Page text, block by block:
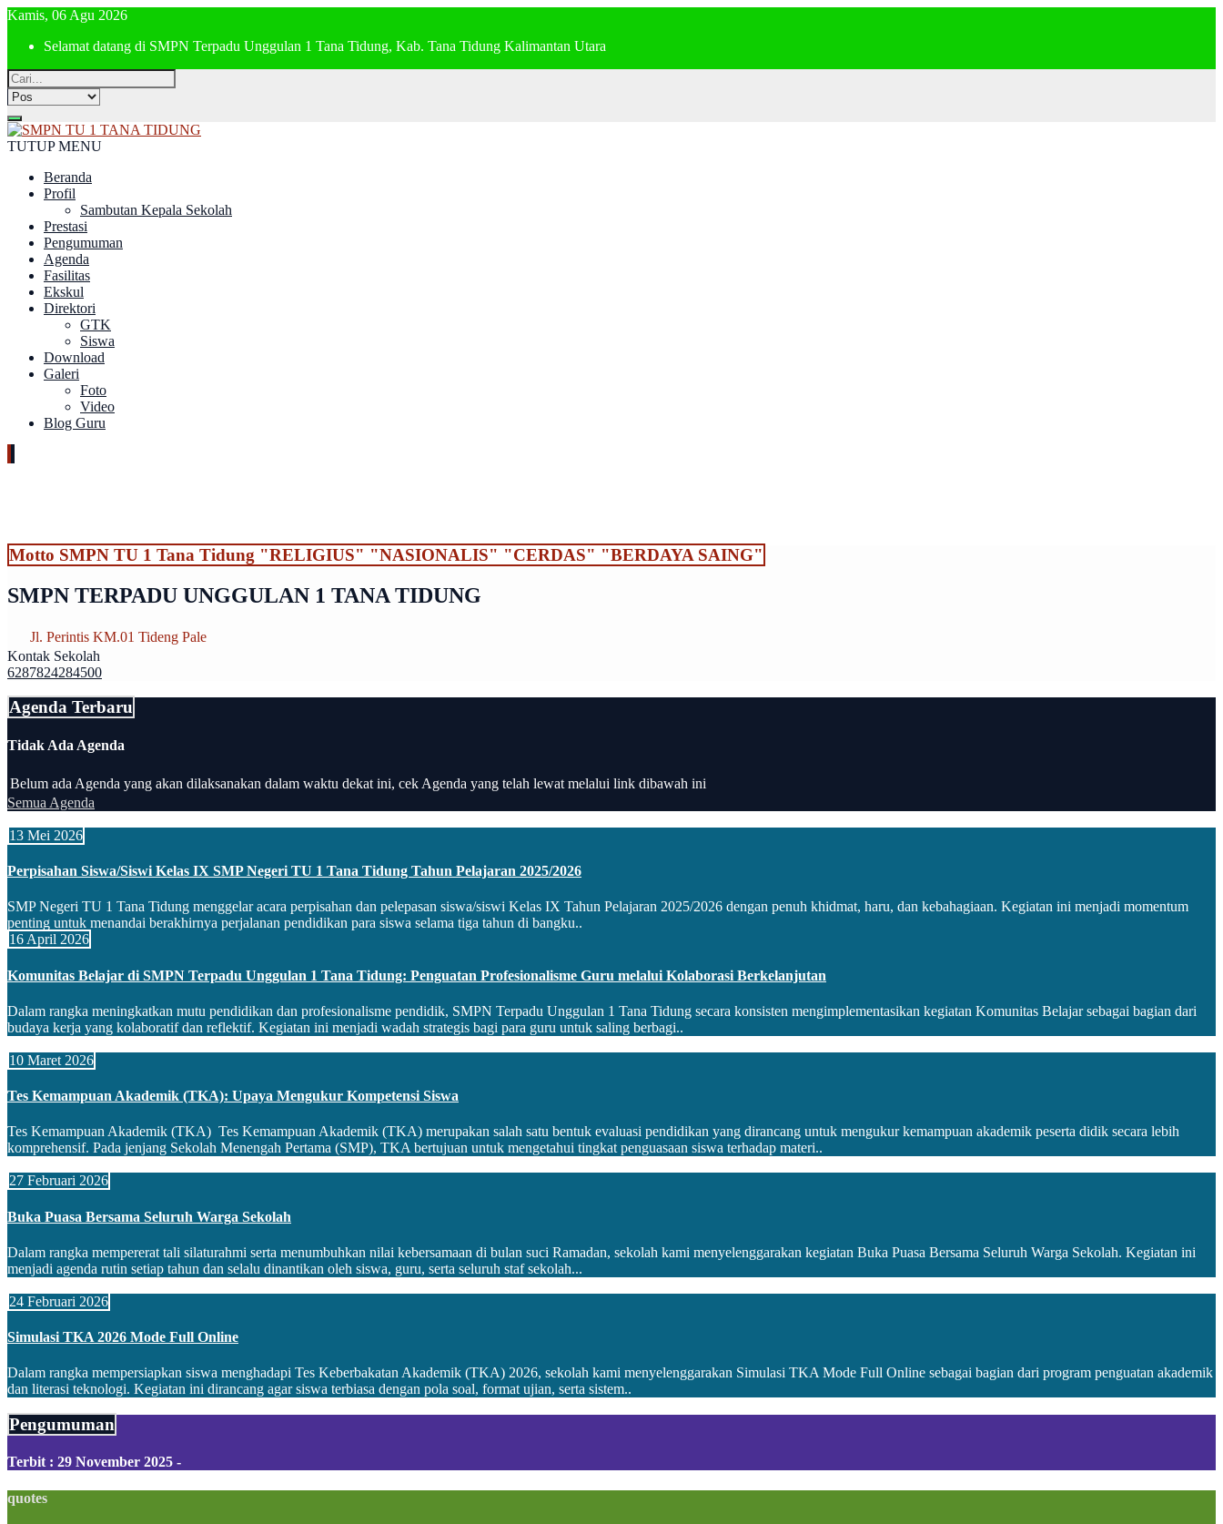
Kamis, 06 Agu 2026
Selamat datang di SMPN Terpadu Unggulan 1 Tana Tidung, Kab. Tana Tidung Kalimantan Utara
TUTUP MENU
Beranda
Profil
Sambutan Kepala Sekolah
Prestasi
Pengumuman
Agenda
Fasilitas
Ekskul
Direktori
GTK
Siswa
Download
Galeri
Foto
Video
Blog Guru
Motto SMPN TU 1 Tana Tidung "RELIGIUS" "NASIONALIS" "CERDAS" "BERDAYA SAING"
SMPN TERPADU UNGGULAN 1 TANA TIDUNG
Jl. Perintis KM.01 Tideng Pale
Kontak Sekolah
6287824284500
Agenda Terbaru
Tidak Ada Agenda
Belum ada Agenda yang akan dilaksanakan dalam waktu dekat ini, cek Agenda yang telah lewat melalui link dibawah ini
Semua Agenda
13 Mei 2026
Perpisahan Siswa/Siswi Kelas IX SMP Negeri TU 1 Tana Tidung Tahun Pelajaran 2025/2026
SMP Negeri TU 1 Tana Tidung menggelar acara perpisahan dan pelepasan siswa/siswi Kelas IX Tahun Pelajaran 2025/2026 dengan penuh khidmat, haru, dan kebahagiaan. Kegiatan ini menjadi momentum
penting untuk menandai berakhirnya perjalanan pendidikan para siswa selama tiga tahun di bangku..
16 April 2026
Komunitas Belajar di SMPN Terpadu Unggulan 1 Tana Tidung: Penguatan Profesionalisme Guru melalui Kolaborasi Berkelanjutan
Dalam rangka meningkatkan mutu pendidikan dan profesionalisme pendidik, SMPN Terpadu Unggulan 1 Tana Tidung secara konsisten mengimplementasikan kegiatan Komunitas Belajar sebagai bagian dari
budaya kerja yang kolaboratif dan reflektif. Kegiatan ini menjadi wadah strategis bagi para guru untuk saling berbagi..
10 Maret 2026
Tes Kemampuan Akademik (TKA): Upaya Mengukur Kompetensi Siswa
Tes Kemampuan Akademik (TKA) Tes Kemampuan Akademik (TKA) merupakan salah satu bentuk evaluasi pendidikan yang dirancang untuk mengukur kemampuan akademik peserta didik secara lebih
komprehensif. Pada jenjang Sekolah Menengah Pertama (SMP), TKA bertujuan untuk mengetahui tingkat penguasaan siswa terhadap materi..
27 Februari 2026
Buka Puasa Bersama Seluruh Warga Sekolah
Dalam rangka mempererat tali silaturahmi serta menumbuhkan nilai kebersamaan di bulan suci Ramadan, sekolah kami menyelenggarakan kegiatan Buka Puasa Bersama Seluruh Warga Sekolah. Kegiatan ini
menjadi agenda rutin setiap tahun dan selalu dinantikan oleh siswa, guru, serta seluruh staf sekolah...
24 Februari 2026
Simulasi TKA 2026 Mode Full Online
Dalam rangka mempersiapkan siswa menghadapi Tes Keberbakatan Akademik (TKA) 2026, sekolah kami menyelenggarakan Simulasi TKA Mode Full Online sebagai bagian dari program penguatan akademik
dan literasi teknologi. Kegiatan ini dirancang agar siswa terbiasa dengan pola soal, format ujian, serta sistem..
Pengumuman
Terbit : 29 November 2025 -
quotes